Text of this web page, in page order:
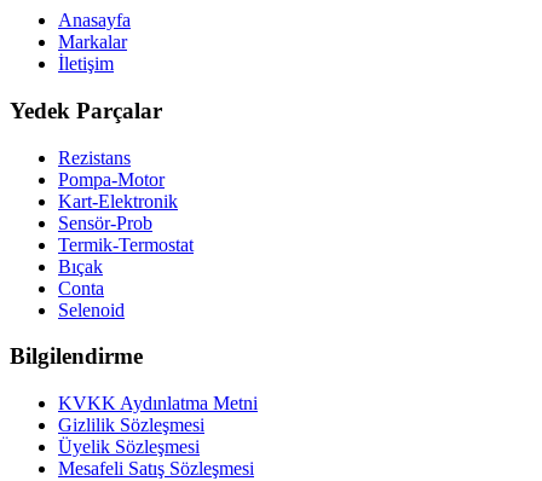
Anasayfa
Markalar
İletişim
Yedek Parçalar
Rezistans
Pompa-Motor
Kart-Elektronik
Sensör-Prob
Termik-Termostat
Bıçak
Conta
Selenoid
Bilgilendirme
KVKK Aydınlatma Metni
Gizlilik Sözleşmesi
Üyelik Sözleşmesi
Mesafeli Satış Sözleşmesi